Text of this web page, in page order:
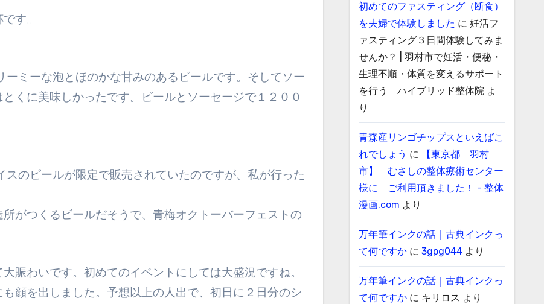
す。
ミーな泡とほのかな甘みのあるビールです。そしてソー
くに美味しかったです。ビールとソーセージで１２００
のビールが限定で販売されていたのですが、私が行った
がつくるビールだそうで、青梅オクトーバーフェストの
賑わいです。初めてのイベントにしては大盛況ですね。
顔を出しました。予想以上の人出で、初日に２日分のシ
初めてのファスティング（断食）
を夫婦で体験しました に 妊活フ
ァスティング３日間体験してみま
せんか？ | 羽村市で妊活・便秘・
生理不順・体質を変えるサポート
を行う ハイブリッド整体院 よ
り
青森産リンゴチップスといえばこ
れでしょう に
【東京都 羽村
市】 むさしの整体療術センター
様に ご利用頂きました！ - 整体
漫画.com より
万年筆インクの話｜古典インクっ
て何ですかに 3gpg044より
万年筆インクの話｜古典インクっ
て何ですかに キリロス より